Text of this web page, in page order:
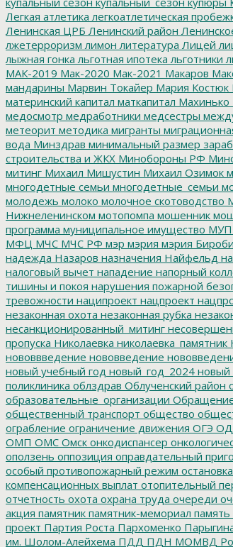
Легкая атлетика легкоатлетическая
Ленинская ЦРБ Ленинский район
лжетерроризм лимон литература Лицей
лыжная гонка льготная ипотека льготники
МАК-2019 Мак-2020 Мак-2021 Макаров
мандарины Марвин Токайер Мария Костюк
материнский капитал маткапитал Махинько
медосмотр медработники медсестры
метеорит методика мигранты
вода Минздрав минимальный размер
строительства и ЖКХ Минобороны РФ
митинг Михаил Мишустин Михаил Озимок
многодетные семьи многодетные_семьи
молодежь молоко молочное скотоводство
Нижнеленинском мотопомпа мошенник
программа муниципальное имущество МУП
МФЦ МЧС МЧС РФ мэр мэрия мэрия
надежда Назаров назначения Найфельд
налоговый вычет нападение напорный
тишины и покоя нарушения пожарной
тревожности наципроект нацпроект
незаконная охота незаконная рубка
несанкционированный_митинг
пропуска Николаевка николаевка_памятник
нововвведение нововведение
новый учебный год новый_год_2024
поликлиника облздрав Облученский район
образовательные_организации
общественный транспорт общество
ограбление ограничение движения ОГЭ
ОМП ОМС Омск онкодиспансер
оползень оппозиция оправдательный
особый противопожарный режим остановка
компенсационных выплат отопительный
отчетность охота охрана труда очереди
акция памятник памятник-мемориал память
проект Партия Роста Пархоменко
им. Шолом-Алейхема ПДД ПДН МОМВД